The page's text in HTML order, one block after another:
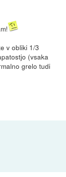
v obliki 1/3
(vsaka
grelo tudi